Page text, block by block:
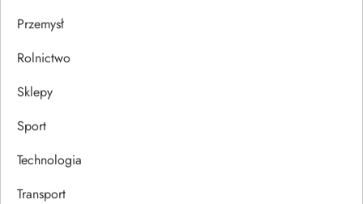
Przemysł
Rolnictwo
Sklepy
Sport
Technologia
Transport